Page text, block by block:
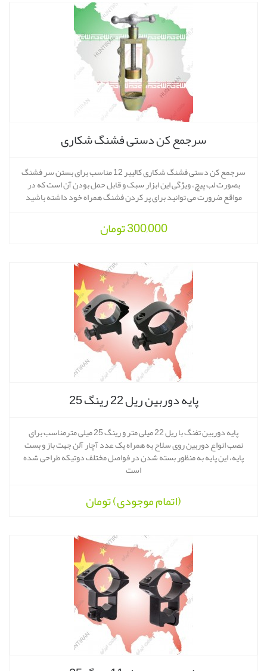
سرجمع کن دستی فشنگ شکاری
سرجمع کن دستی فشنگ شکاری کالیبر 12 مناسب برای بستن سر فشنگ
بصورت لب پیچ، ویژگی این ابزار سبک و قابل حمل بودن آن است که در
مواقع ضرورت می توانید برای پر کردن فشنگ همراه خود داشته باشید
300,000تومان
پایه دوربین ریل 22 رینگ 25
پایه دوربین تفنگ با ریل 22 میلی متر و رینگ 25 میلی مترمناسب برای
نصب انواع دوربین روی سلاح به همراه یک عدد آچار آلن جهت باز و بست
پایه، این پایه به منظور بسته شدن در فواصل مختلف دوتیکه طراحی شده
است
(اتمام موجودی)تومان